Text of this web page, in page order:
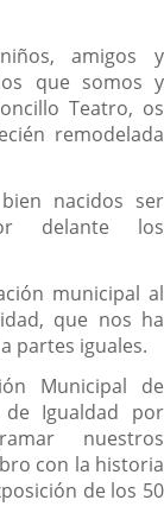
amigos y
que somos y
Teatro, os
remodelada
nacidos ser
delante los
municipal al
que nos ha
partes iguales.
Municipal de
Igualdad por
nuestros
con la historia
de los 50